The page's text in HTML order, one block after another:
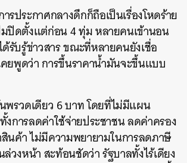
รประกาศกลางดึกก็ถือเป็นเรื่องโหดร้าย
ปิดตั้งแต่ก่อน 4 ทุ่ม หลายคนเข้านอน
รับรู้ข่าวสาร ขณะที่หลายคนยังเชื่อ
ยพูดว่า การขึ้นราคาน้ำมันจะขึ้นแบบ
พรวดเดียว 6 บาท โดยที่ไม่มีแผน
การลดค่าใช้จ่ายประชาชน ลดค่าครอง
นค้า ไม่มีความพยายามในการลดภาษี
วงหน้า สะท้อนชัดว่า รัฐบาลทั้งไร้เดียง